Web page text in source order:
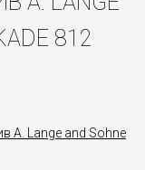
812
A. Lange and Sohne